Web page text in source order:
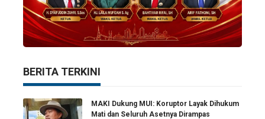
BERITA TERKINI
MAKI Dukung MUI: Koruptor Layak Dihukum
Mati dan Seluruh Asetnya Dirampas